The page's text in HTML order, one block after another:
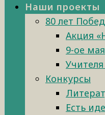
Наши проекты
80 лет
Акция
9-ое мая
Конкурсы
Есть